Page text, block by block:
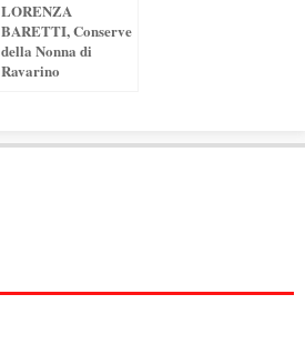
LORENZA
BARETTI, Conserve
della Nonna di
Ravarino